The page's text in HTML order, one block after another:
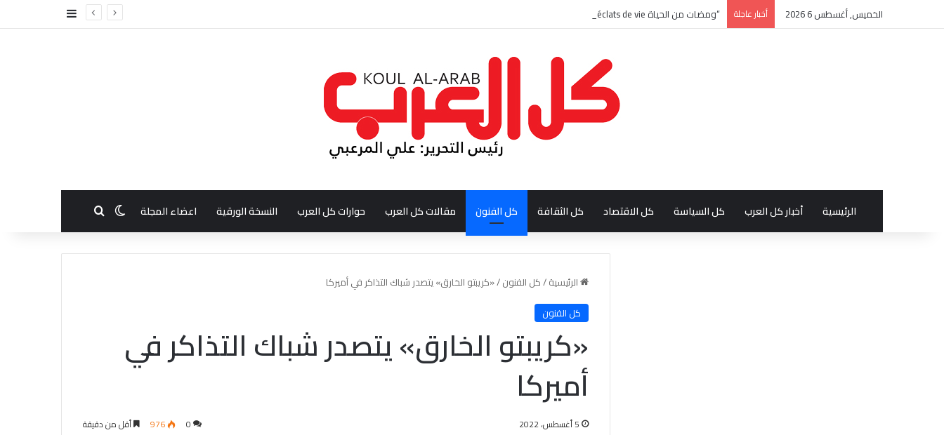
الخميس, أغسطس 6 2026 أخبار عاجلة “ومضات من الحياة éclats de vie” كتاب جديد بالفرنسية للأديبة التونسية منى زغدان إضافة عمود
الرئيسية أخبار كل العرب كل السياسة كل الاقتصاد كل الثقافة كل الفنون مقالات كل العرب حوارات كل العرب النسخة الورقية اعضاء المجلة الوضع المظلم
بحث عن
الرئيسية/كل الفنون/«كريبتو الخارق» يتصدر شباك التذاكر في أميركا
كل الفنون
«كريبتو الخارق» يتصدر شباك التذاكر في
أميركا
5 أغسطس، 2022 0
976 أقل من دقيقة